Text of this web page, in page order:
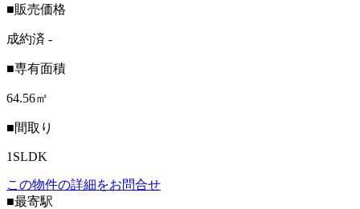
■販売価格
成約済 -
■専有面積
64.56㎡
■間取り
1SLDK
この物件の詳細をお問合せ
■最寄駅